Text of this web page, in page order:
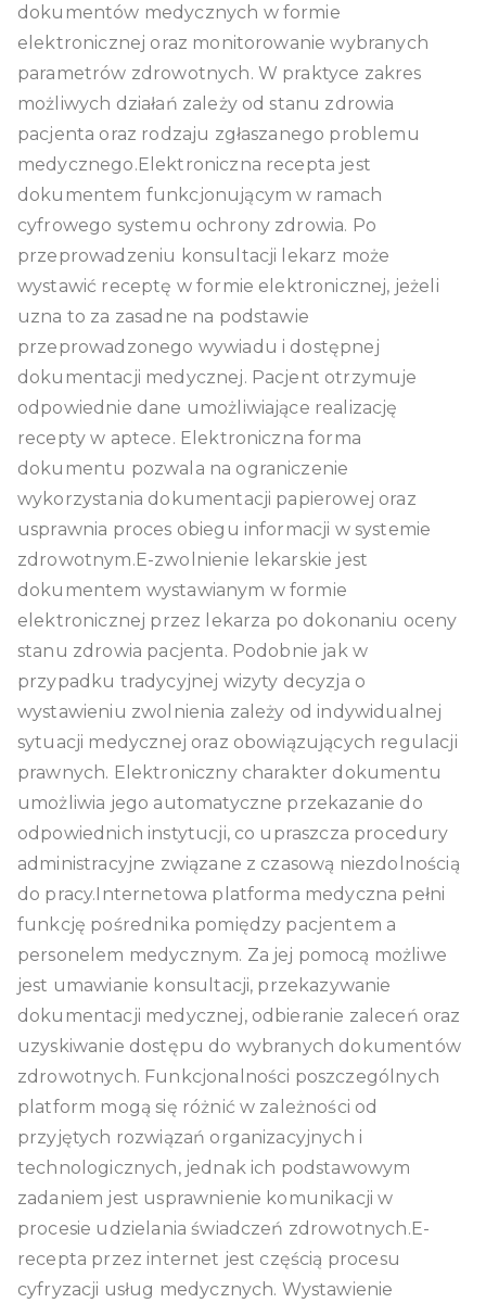
dokumentów medycznych w formie
elektronicznej oraz monitorowanie wybranych
parametrów zdrowotnych. W praktyce zakres
możliwych działań zależy od stanu zdrowia
pacjenta oraz rodzaju zgłaszanego problemu
medycznego.Elektroniczna recepta jest
dokumentem funkcjonującym w ramach
cyfrowego systemu ochrony zdrowia. Po
przeprowadzeniu konsultacji lekarz może
wystawić receptę w formie elektronicznej, jeżeli
uzna to za zasadne na podstawie
przeprowadzonego wywiadu i dostępnej
dokumentacji medycznej. Pacjent otrzymuje
odpowiednie dane umożliwiające realizację
recepty w aptece. Elektroniczna forma
dokumentu pozwala na ograniczenie
wykorzystania dokumentacji papierowej oraz
usprawnia proces obiegu informacji w systemie
zdrowotnym.E-zwolnienie lekarskie jest
dokumentem wystawianym w formie
elektronicznej przez lekarza po dokonaniu oceny
stanu zdrowia pacjenta. Podobnie jak w
przypadku tradycyjnej wizyty decyzja o
wystawieniu zwolnienia zależy od indywidualnej
sytuacji medycznej oraz obowiązujących regulacji
prawnych. Elektroniczny charakter dokumentu
umożliwia jego automatyczne przekazanie do
odpowiednich instytucji, co upraszcza procedury
administracyjne związane z czasową niezdolnością
do pracy.Internetowa platforma medyczna pełni
funkcję pośrednika pomiędzy pacjentem a
personelem medycznym. Za jej pomocą możliwe
jest umawianie konsultacji, przekazywanie
dokumentacji medycznej, odbieranie zaleceń oraz
uzyskiwanie dostępu do wybranych dokumentów
zdrowotnych. Funkcjonalności poszczególnych
platform mogą się różnić w zależności od
przyjętych rozwiązań organizacyjnych i
technologicznych, jednak ich podstawowym
zadaniem jest usprawnienie komunikacji w
procesie udzielania świadczeń zdrowotnych.E-
recepta przez internet jest częścią procesu
cyfryzacji usług medycznych. Wystawienie